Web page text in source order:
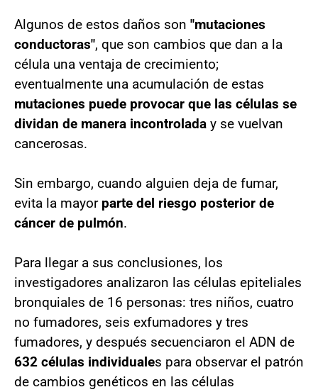
Algunos de estos daños son "mutaciones
conductoras", que son cambios que dan a la
célula una ventaja de crecimiento;
eventualmente una acumulación de estas
mutaciones puede provocar que las células se
dividan de manera incontrolada y se vuelvan
cancerosas.
Sin embargo, cuando alguien deja de fumar,
evita la mayor parte del riesgo posterior de
cáncer de pulmón.
Para llegar a sus conclusiones, los
investigadores analizaron las células epiteliales
bronquiales de 16 personas: tres niños, cuatro
no fumadores, seis exfumadores y tres
fumadores, y después secuenciaron el ADN de
632 células individuales para observar el patrón
de cambios genéticos en las células